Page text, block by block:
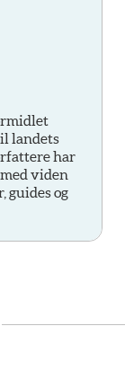
landets
har
viden
guides og